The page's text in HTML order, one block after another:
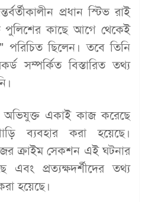
প্রধান স্টিভ রাই
পুলিশের কাছে আগে থেকেই
পরিচিত ছিলেন। তবে তিনি
সম্পর্কিত বিস্তারিত তথ্য
অভিযুক্ত একাই কাজ করেছে
ব্যবহার করা হয়েছে।
ক্রাইম সেকশন এই ঘটনার
এবং প্রত্যক্ষদর্শীদের তথ্য
হয়েছে।